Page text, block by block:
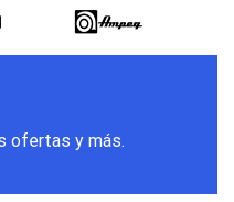
ofertas y más.